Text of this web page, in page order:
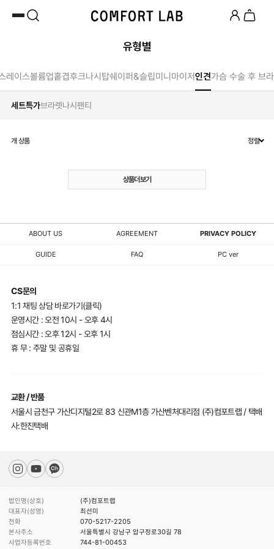
카카오채널 추가하고 10,000원 쿠폰 받기
유형별
레이스볼륨업홑겹후크나시탑쉐이퍼&슬립미니마이저인견가슴 수술 후 브라
세트특가브라렛나시팬티
개 상품 정렬
상품더보기
ABOUT US AGREEMENT PRIVACY POLICY
GUIDE FAQ PC ver
CS문의
1:1 채팅 상담 바로가기(클릭)
운영시간 : 오전 10시 - 오후 4시
점심시간 : 오후 12시 - 오후 1시
휴 무 : 주말 및 공휴일
교환 / 반품
서울시 금천구 가산디지털2로 83 신관M1층 가산벤처대리점 (주)컴포트랩 / 택배
사:한진택배
법인명(상호)
(주)컴포트랩
대표자(성명)
최선미
전화
070-5217-2205
본사주소
서울특별시 강남구 압구정로30길 78
사업자등록번호
744-81-00453